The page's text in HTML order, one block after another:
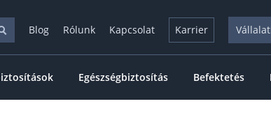
Blog Rólunk Kapcsolat Karrier
Egészségbiztosítás Befektetés